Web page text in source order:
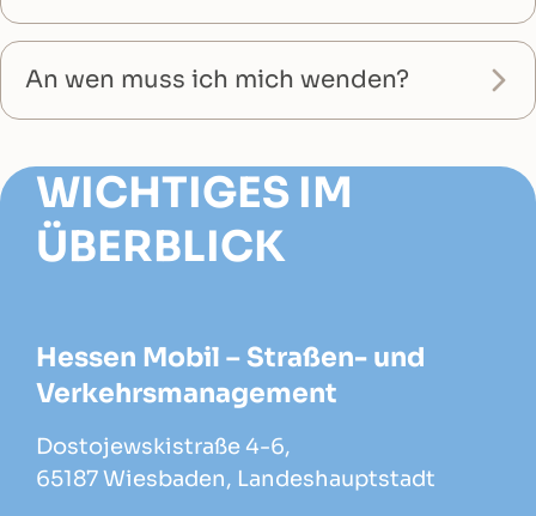
An wen muss ich mich wenden?
WICHTIGES IM
ÜBERBLICK
Hessen Mobil – Straßen- und
Verkehrsmanagement
Dostojewskistraße 4-6,
65187 Wiesbaden, Landeshauptstadt